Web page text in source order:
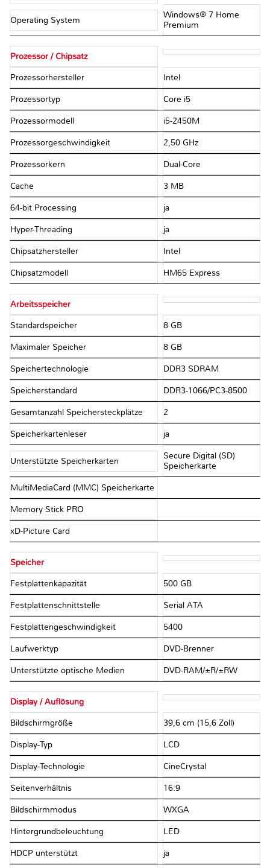
Operating System
Windows® 7 Home
Premium
Prozessor / Chipsatz
Prozessorhersteller Intel
Prozessortyp Core i5
Prozessormodell i5-2450M
Prozessorgeschwindigkeit 2,50 GHz
Prozessorkern Dual-Core
Cache 3 MB
64-bit Processing ja
Hyper-Threading ja
Chipsatzhersteller Intel
Chipsatzmodell HM65 Express
Arbeitsspeicher
Standardspeicher 8 GB
Maximaler Speicher 8 GB
Speichertechnologie DDR3 SDRAM
Speicherstandard DDR3-1066/PC3-8500
Gesamtanzahl Speichersteckplätze 2
Speicherkartenleser ja
Unterstützte Speicherkarten
Secure Digital (SD)
Speicherkarte
MultiMediaCard (MMC) Speicherkarte
Memory Stick PRO
xD-Picture Card
Speicher
Festplattenkapazität 500 GB
Festplattenschnittstelle Serial ATA
Festplattengeschwindigkeit 5400
Laufwerktyp DVD-Brenner
Unterstützte optische Medien DVD-RAM/±R/±RW
Display / Auflösung
Bildschirmgröße 39,6 cm (15,6 Zoll)
Display-Typ LCD
Display-Technologie CineCrystal
Seitenverhältnis 16:9
Bildschirmmodus WXGA
Hintergrundbeleuchtung LED
HDCP unterstützt ja